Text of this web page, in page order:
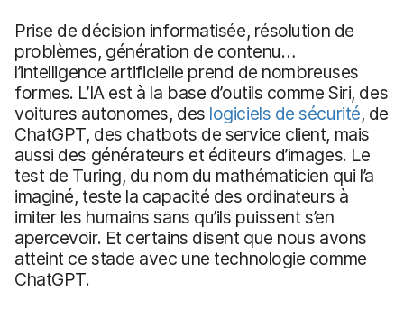
Prise de décision informatisée, résolution de
problèmes, génération de contenu…
l’intelligence artificielle prend de nombreuses
formes. L’IA est à la base d’outils comme Siri, des
voitures autonomes, des logiciels de sécurité, de
ChatGPT, des chatbots de service client, mais
aussi des générateurs et éditeurs d’images. Le
test de Turing, du nom du mathématicien qui l’a
imaginé, teste la capacité des ordinateurs à
imiter les humains sans qu’ils puissent s’en
apercevoir. Et certains disent que nous avons
atteint ce stade avec une technologie comme
ChatGPT.